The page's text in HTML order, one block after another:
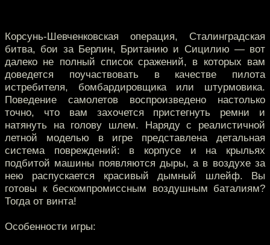
Корсунь-Шевченковская операция, Сталинградская
битва, бои за Берлин, Британию и Сицилию — вот
далеко не полный список сражений, в которых вам
доведется поучаствовать в качестве пилота
истребителя, бомбардировщика или штурмовика.
Поведение самолетов воспроизведено настолько
точно, что вам захочется пристегнуть ремни и
натянуть на голову шлем. Наряду с реалистичной
летной моделью в игре представлена детальная
система повреждений: в корпусе и на крыльях
подбитой машины появляются дыры, а в воздухе за
нею распускается красивый дымный шлейф. Вы
готовы к бескомпромиссным воздушным баталиям?
Тогда от винта!
Особенности игры: